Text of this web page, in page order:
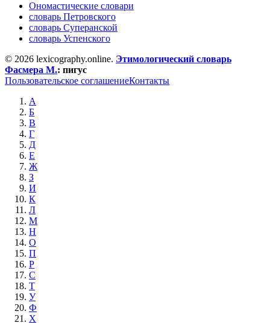
Ономастические словари
словарь Петровского
словарь Суперанской
словарь Успенского
© 2026 lexicography.online. Этимологический словарь
Фасмера М.: пигус
Пользовательское соглашениеКонтакты
А
Б
В
Г
Д
Е
Ж
З
И
К
Л
М
Н
О
П
Р
С
Т
У
Ф
Х